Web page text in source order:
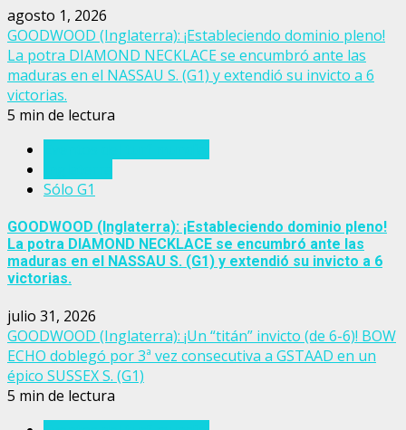
agosto 1, 2026
GOODWOOD (Inglaterra): ¡Estableciendo dominio pleno!
La potra DIAMOND NECKLACE se encumbró ante las
maduras en el NASSAU S. (G1) y extendió su invicto a 6
victorias.
5 min de lectura
Sólo G1
GOODWOOD (Inglaterra): ¡Estableciendo dominio pleno!
La potra DIAMOND NECKLACE se encumbró ante las
maduras en el NASSAU S. (G1) y extendió su invicto a 6
victorias.
julio 31, 2026
GOODWOOD (Inglaterra): ¡Un “titán” invicto (de 6-6)! BOW
ECHO doblegó por 3ª vez consecutiva a GSTAAD en un
épico SUSSEX S. (G1)
5 min de lectura